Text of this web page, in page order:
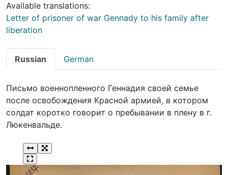
Available translations:
Letter of prisoner of war Gennady to his family after
liberation
Russian German
Письмо военнопленного Геннадия своей семье
после освобождения Красной армией, в котором
солдат коротко говорит о пребывании в плену в г.
Люкенвальде.